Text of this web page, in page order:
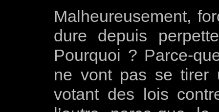
Malheureusement,
dure depuis
Pourquoi ? Parce-
ne vont pas se tirer
votant des lois